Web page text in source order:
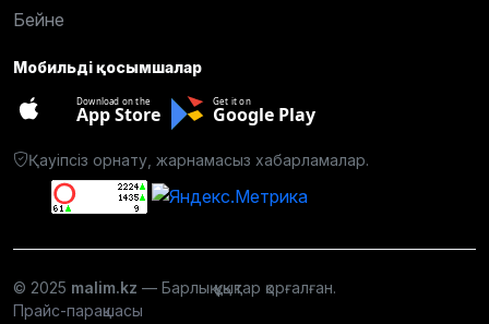
Бейне
Мобильді қосымшалар
Download on the
App Store
Get it on
Google Play
Қауіпсіз орнату, жарнамасыз хабарламалар.
© 2025 malim.kz — Барлық құқықтар қорғалған.
Прайс-парақшасы